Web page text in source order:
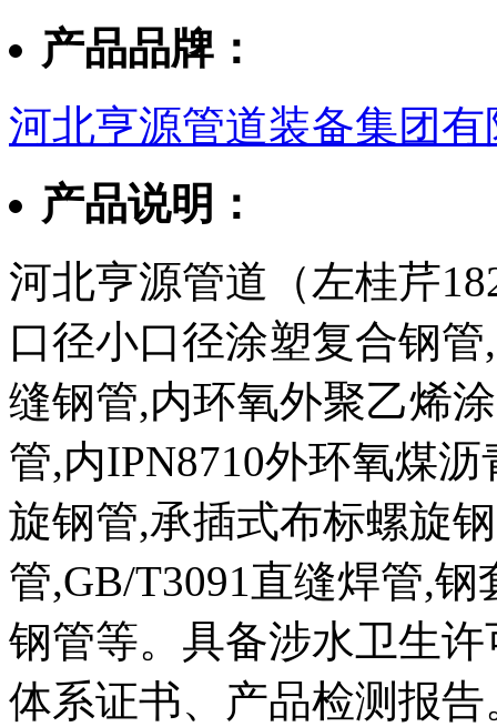
产品品牌：
河北亨源管道装备集团有
产品说明：
河北亨源管道（左桂芹
口径小口径涂塑复合钢
缝钢管,内环氧外聚乙烯
管,内IPN8710外环氧煤
旋钢管,承插式布标螺旋
管,GB/T3091直缝焊管,
钢管等。具备涉水卫生
体系证书、产品检测报